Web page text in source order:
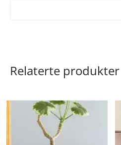
Relaterte produkter